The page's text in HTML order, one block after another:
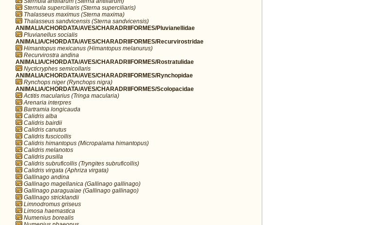
Sternula superciliaris (Sterna superciliaris)
Thalasseus maximus (Sterna maxima)
Thalasseus sandvicensis (Sterna sandvicensis)
ANIMALIA/CHORDATA/AVES/CHARADRIIFORMES/Pluvianellidae
Pluvianellus socialis
ANIMALIA/CHORDATA/AVES/CHARADRIIFORMES/Recurvirostridae
Himantopus mexicanus (Himantopus melanurus)
Recurvirostra andina
ANIMALIA/CHORDATA/AVES/CHARADRIIFORMES/Rostratulidae
Nycticryphes semicollaris
ANIMALIA/CHORDATA/AVES/CHARADRIIFORMES/Rynchopidae
Rynchops niger (Rynchops nigra)
ANIMALIA/CHORDATA/AVES/CHARADRIIFORMES/Scolopacidae
Actitis macularius (Tringa macularia)
Arenaria interpres
Bartramia longicauda
Calidris alba
Calidris bairdii
Calidris canutus
Calidris fuscicollis
Calidris himantopus (Micropalama himantopus)
Calidris melanotos
Calidris pusilla
Calidris subruficollis (Tryngites subruficollis)
Calidris virgata (Aphriza virgata)
Gallinago andina
Gallinago magellanica (Gallinago gallinago)
Gallinago paraguaiae (Gallinago gallinago)
Gallinago stricklandii
Limnodromus griseus
Limosa haemastica
Numenius borealis